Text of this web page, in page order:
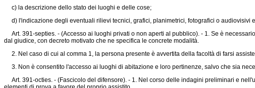
c) la descrizione dello stato dei luoghi e delle cose;
d) l'indicazione degli eventuali rilievi tecnici, grafici, planimetrici, fotografici o audiovisivi
Art. 391-septies. - (Accesso ai luoghi privati o non aperti al pubblico). - 1. Se è
dal giudice, con decreto motivato che ne specifica le concrete modalità.
2. Nel caso di cui al comma 1, la persona presente è avvertita della facoltà di farsi
3. Non è consentito l'accesso ai luoghi di abitazione e loro pertinenze, salvo che sia
Art. 391-octies. - (Fascicolo del difensore). - 1. Nel corso delle indagini preliminari e